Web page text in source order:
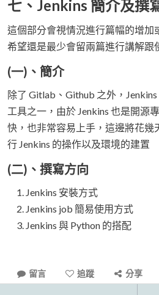
七、Jenkins 簡介及撰
這個部分會視情況進行篇幅的增加
希望還是最少會留兩篇進行講解跟
(一)、簡介
除了 Gitlab、Github 之外，
工具之一，由於 Jenkins 也是開源
快，也非常容易上手，這邊將花幾
行 Jenkins 的操作以及環境的建置
(二)、撰寫方向
Jenkins 安裝方式
Jenkins job 簡易使用方式
Jenkins 與 Python 的搭配
留言 追蹤 分享